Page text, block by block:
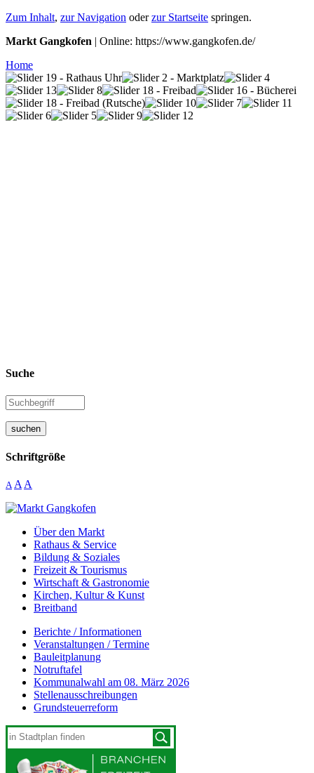
Zum Inhalt, zur Navigation oderzur Startseite springen.
Markt Gangkofen | Online: https://www.gangkofen.de/
Home
Suche
suchen
Schriftgröße
A A A
Über den Markt
Rathaus & Service
Bildung & Soziales
Freizeit & Tourismus
Wirtschaft & Gastronomie
Kirchen, Kultur & Kunst
Breitband
Berichte / Informationen
Veranstaltungen / Termine
Bauleitplanung
Notruftafel
Kommunalwahl am 08. März 2026
Stellenausschreibungen
Grundsteuerreform